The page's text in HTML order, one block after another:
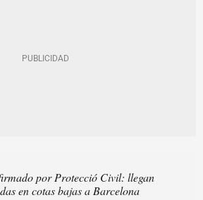
por Protecció Civil: llegan
en cotas bajas a Barcelona